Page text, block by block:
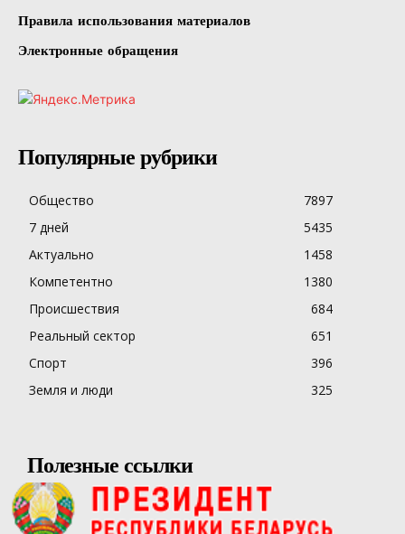
Правила использования материалов
Электронные обращения
Популярные рубрики
Общество
7897
7 дней
5435
Актуально
1458
Компетентно
1380
Происшествия
684
Реальный сектор
651
Спорт
396
Земля и люди
325
Полезные ссылки